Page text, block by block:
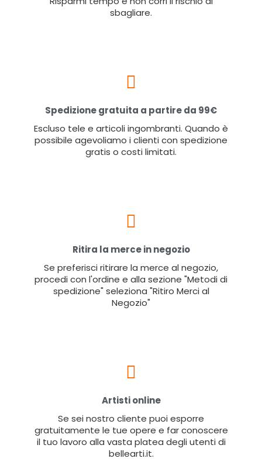
sbagliare.
Spedizione gratuita a partire da 99€
Escluso tele e articoli ingombranti. Quando è
possibile agevoliamo i clienti con spedizione
gratis o costi limitati.
Ritira la merce in negozio
Se preferisci ritirare la merce al negozio,
procedi con l'ordine e alla sezione "Metodi di
spedizione" seleziona "Ritiro Merci al
Negozio"
Artisti online
Se sei nostro cliente puoi esporre
gratuitamente le tue opere e far conoscere
il tuo lavoro alla vasta platea degli utenti di
bellearti.it.